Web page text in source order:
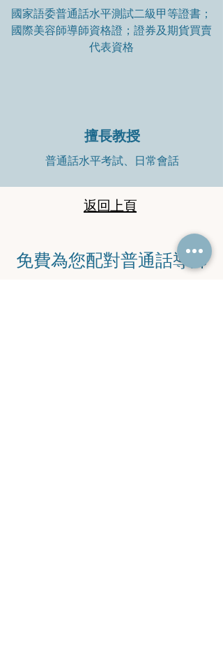
國家語委普通話水平測試二級甲等證書；
國際美容師導師資格證；證券及期貨買賣
代表資格
擅長教授
普通話水平考試、日常會話
返回上頁
​免費為您配對普通話導師